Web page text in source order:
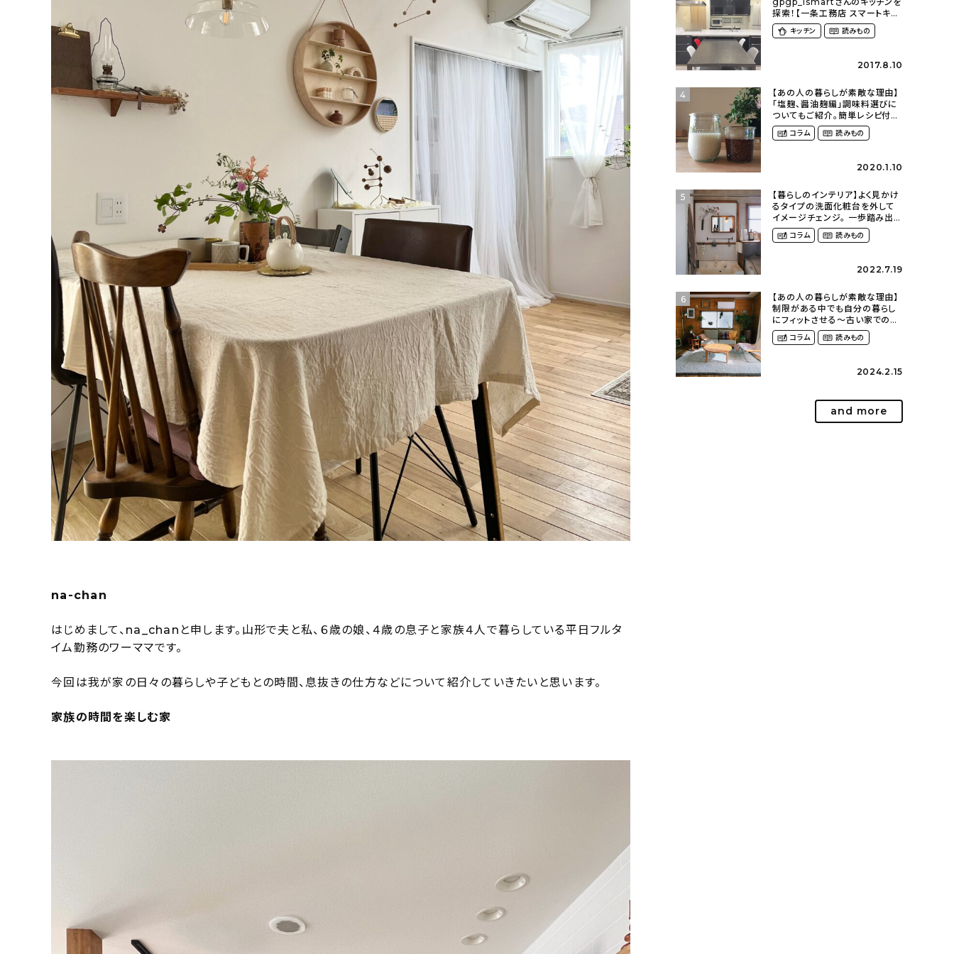
na-chan
はじめまして、na_chanと申します。山形で夫と私、６歳の娘、４歳の息子と家族４人で暮らしている平日フルタ
イム勤務のワーママです。
今回は我が家の日々の暮らしや子どもとの時間、息抜きの仕方などについて紹介していきたいと思います。
家族の時間を楽しむ家
探索！【一条工務店 スマートキッ
チン(ワイドカウンター)】
キッチン 読みもの
2017.8.10
4
【あの人の暮らしが素敵な理由】
「塩麹、醤油麹編」調味料選びに
ついてもご紹介。簡単レシピ付
き〜発酵食品のある暮らし
（__mamigram___さん）
コラム 読みもの
2020.1.10
5
【暮らしのインテリア】よく見かけ
るタイプの洗面化粧台を外して
イメージチェンジ。 一歩踏み出し
て理想の空間へ〜築１２年の建
売住宅をDIYする暮らし
コラム 読みもの
2022.7.19
6
【あの人の暮らしが素敵な理由】
制限がある中でも自分の暮らし
にフィットさせる〜古い家での暮
らしを楽しむ（idasanchiさん）
コラム 読みもの
2024.2.15
and more